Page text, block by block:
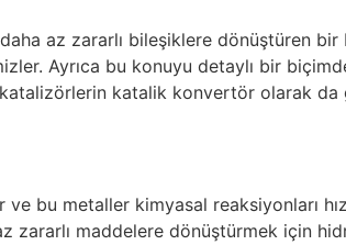
az zararlı bileşiklere dönüştüren
Ayrıca bu konuyu detaylı bir
katalik konvertör olarak
metaller kimyasal reaksiyonları
zararlı maddelere dönüştürmek için